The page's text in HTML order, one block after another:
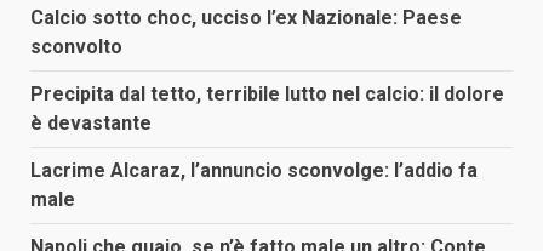
Calcio sotto choc, ucciso l’ex Nazionale: Paese
sconvolto
Precipita dal tetto, terribile lutto nel calcio: il dolore
è devastante
Lacrime Alcaraz, l’annuncio sconvolge: l’addio fa
male